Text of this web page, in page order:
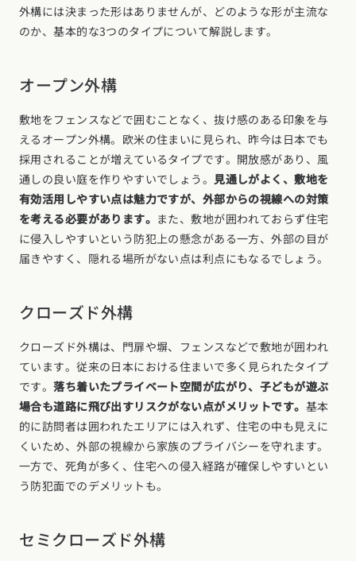
外構には決まった形はありませんが、どのような形が主流な
のか、基本的な3つのタイプについて解説します。
オープン外構
敷地をフェンスなどで囲むことなく、抜け感のある印象を与
えるオープン外構。欧米の住まいに見られ、昨今は日本でも
採用されることが増えているタイプです。開放感があり、風
通しの良い庭を作りやすいでしょう。見通しがよく、敷地を
有効活用しやすい点は魅力ですが、外部からの視線への対策
を考える必要があります。 また、敷地が囲われておらず住宅
に侵入しやすいという防犯上の懸念がある一方、外部の目が
届きやすく、隠れる場所がない点は利点にもなるでしょう。
クローズド外構
クローズド外構は、門扉や塀、フェンスなどで敷地が囲われ
ています。従来の日本における住まいで多く見られたタイプ
です。落ち着いたプライベート空間が広がり、子どもが遊ぶ
場合も道路に飛び出すリスクがない点がメリットです。 基本
的に訪問者は囲われたエリアには入れず、住宅の中も見えに
くいため、外部の視線から家族のプライバシーを守れます。
一方で、死角が多く、住宅への侵入経路が確保しやすいとい
う防犯面でのデメリットも。
セミクローズド外構